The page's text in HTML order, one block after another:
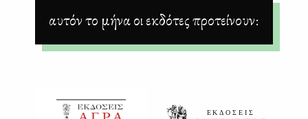
αυτόν το μήνα οι εκδότες προτείνουν: